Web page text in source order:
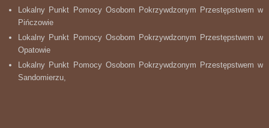
Lokalny Punkt Pomocy Osobom Pokrzywdzonym Przestępstwem w
Pińczowie
Lokalny Punkt Pomocy Osobom Pokrzywdzonym Przestępstwem w
Opatowie
Lokalny Punkt Pomocy Osobom Pokrzywdzonym Przestępstwem w
Sandomierzu,